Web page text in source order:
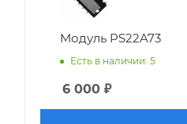
Модуль PS22A73
Есть в наличии: 5
6 000 ₽